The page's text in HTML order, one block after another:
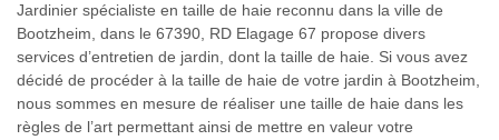
Jardinier spécialiste en taille de haie reconnu dans la ville de
Bootzheim, dans le 67390, RD Elagage 67 propose divers
services d’entretien de jardin, dont la taille de haie. Si vous avez
décidé de procéder à la taille de haie de votre jardin à Bootzheim,
nous sommes en mesure de réaliser une taille de haie dans les
règles de l’art permettant ainsi de mettre en valeur votre